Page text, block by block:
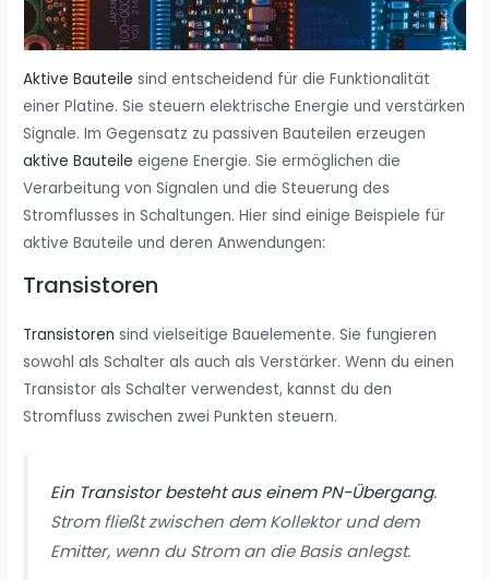
Aktive Bauteile sind entscheidend für die Funktionalität
einer Platine. Sie steuern elektrische Energie und verstärken
Signale. Im Gegensatz zu passiven Bauteilen erzeugen
aktive Bauteile eigene Energie. Sie ermöglichen die
Verarbeitung von Signalen und die Steuerung des
Stromflusses in Schaltungen. Hier sind einige Beispiele für
aktive Bauteile und deren Anwendungen:
Transistoren
Transistoren sind vielseitige Bauelemente. Sie fungieren
sowohl als Schalter als auch als Verstärker. Wenn du einen
Transistor als Schalter verwendest, kannst du den
Stromfluss zwischen zwei Punkten steuern.
Ein Transistor besteht aus einem PN-Übergang.
Strom fließt zwischen dem Kollektor und dem
Emitter, wenn du Strom an die Basis anlegst.